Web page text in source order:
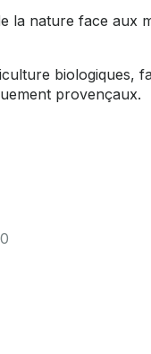
nature face aux
biologiques,
provençaux.